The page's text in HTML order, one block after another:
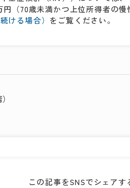
（70歳未満かつ上位所得者の
ける場合） をご覧ください。
この記事をSNSでシェアす